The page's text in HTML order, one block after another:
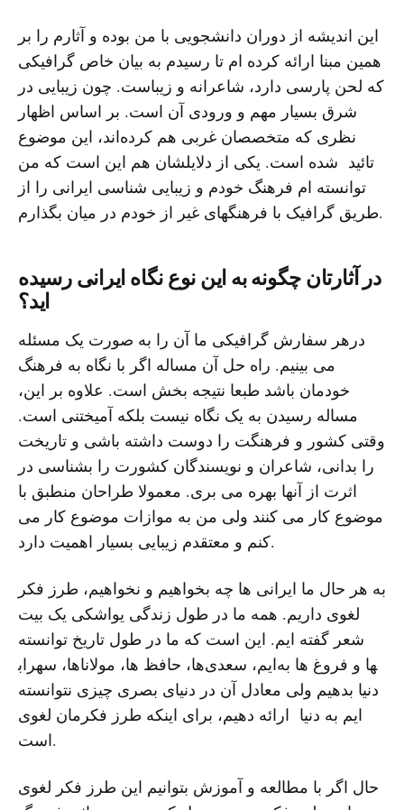
این اندیشه از دوران دانشجویی با من بوده و آثارم را بر
همین مبنا ارائه کرده ام تا رسیدم به بیان خاص گرافیکی
که لحن پارسی دارد، شاعرانه و زیباست. چون زیبایی در
شرق بسیار مهم و ورودی آن است. بر اساس اظهار
نظری که متخصصان غربی هم کرده‌اند، این موضوع
تائید شده است. یکی از دلایلشان هم این است که من
توانسته ام فرهنگ خودم و زیبایی شناسی ایرانی را از
طریق گرافیک با فرهنگهای غیر از خودم در میان بگذارم.
در آثارتان چگونه به این نوع نگاه ایرانی رسیده
اید؟
درهر سفارش گرافیکی ما آن را به صورت یک مسئله
می بینیم. راه حل آن مساله اگر با نگاه به فرهنگ
خودمان باشد طبعا نتیجه بخش است. علاوه بر این،
مساله رسیدن به یک نگاه نیست بلکه آمیختنی است.
وقتی کشور و فرهنگت را دوست داشته باشی و تاریخت
را بدانی، شاعران و نویسندگان کشورت را بشناسی در
اثرت از آنها بهره می بری. معمولا طراحان منطبق با
موضوع کار می کنند ولی من به موازات موضوع کار می
کنم و معتقدم زیبایی بسیار اهمیت دارد.
به هر حال ما ایرانی ها چه بخواهیم و نخواهیم، طرز فکر
لغوی داریم. همه ما در طول زندگی یواشکی یک بیت
شعر گفته ایم. این است که ما در طول تاریخ توانسته
ایم، سعدی‌ها، حافظ ‌ها، مولاناها، سهراب‎ها و فروغ ها به
دنیا بدهیم ولی معادل آن در دنیای بصری چیزی نتوانسته
ایم به دنیا ارائه دهیم، برای اینکه طرز فکرمان لغوی
است.
حال اگر با مطالعه و آموزش بتوانیم این طرز فکر لغوی